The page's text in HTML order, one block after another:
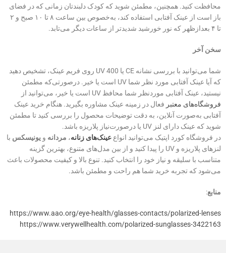
محافظت کنید. همچنین، مطمئن شوید که کودک دلبندتان زمانی که در فضای
باز است از عینک آفتابی استفاده کند، به‌خصوص بین ساعت ۸ تا ۱۰ صبح و ۲
تا ۴ بعدازظهر که نور خورشید شدیدتر از ساعات دیگر می‌تابد.
سخن آخر
شما می‌توانید با بررسی نشانه CE یا UV 400 روی فریم عینک، تشخیص دهید
که آیا عینک آفتابی مورد نظر شما UV است یا خیر. درصورتی‌که مطمئن
نیستید، عینک آفتابی موردنظر شما محافظ UV است یا خیر، می‌توانید از
فروشگاه‌های معتبر فعال در زمینه عینک مشاوره بگیرید. هنگام خرید عینک
آفتابی به‌صورت آنلاین، به دقت توضیحات محصول را بررسی کنید تا مطمئن
شوید که عینک دارای لنز UV یا درصورت‌نیاز پلاریزه باشد.
در فروشگاه کورد اپتیک می‌توانید انواع عینک‌های زنانه، مردانه و یونیسکس با
لنزهای پلاریزه و UV را پیدا کنید و از بین مدل‌های متنوع، بهترین گزینه
متناسب با سلیقه و نیاز خود را انتخاب کنید. تنوع بالا و کیفیت محصولات باعث
می‌شود که تجربه خرید شما هم راحت و مطمئن باشد.
منابع:
https://www.aao.org/eye-health/glasses-contacts/polarized-lenses
https://www.verywellhealth.com/polarized-sunglasses-3422163